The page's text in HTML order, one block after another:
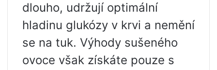
dlouho, udržují optimální
hladinu glukózy v krvi a nemění
se na tuk. Výhody sušeného
ovoce však získáte pouze s